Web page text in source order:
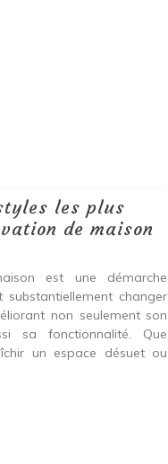
les plus
de maison
est une démarche
changer
non seulement son
sa fonctionnalité. Que
un espace désuet ou